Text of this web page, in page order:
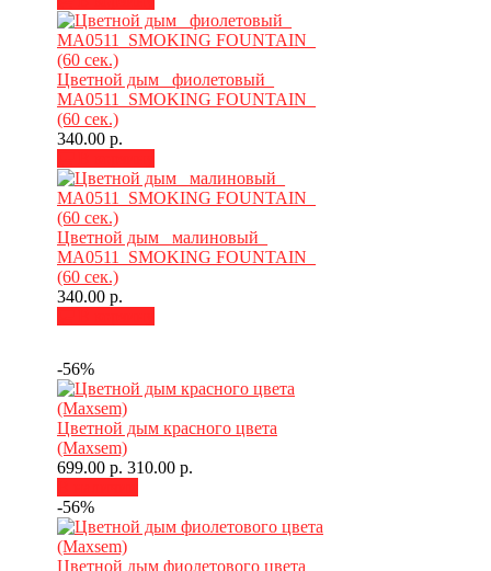
Цветной дым _фиолетовый_
MA0511_SMOKING FOUNTAIN_
(60 сек.)
340.00 р.
Цветной дым_ малиновый_
MA0511_SMOKING FOUNTAIN_
(60 сек.)
340.00 р.
-56%
Цветной дым красного цвета
(Maxsem)
699.00 р. 310.00 р.
-56%
Цветной дым фиолетового цвета